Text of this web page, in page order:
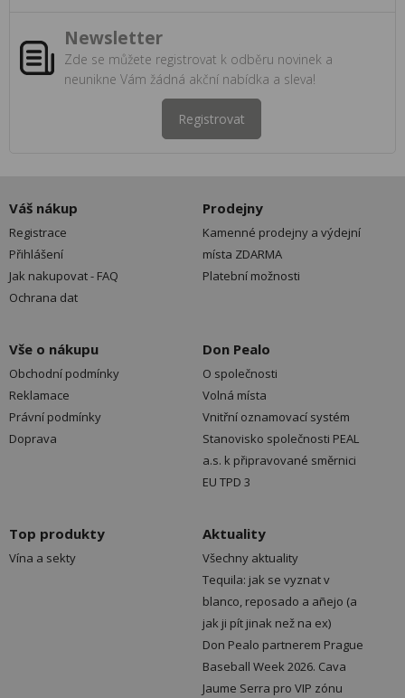
Newsletter
Zde se můžete registrovat k odběru novinek a
neunikne Vám žádná akční nabídka a sleva!
Registrovat
Váš nákup
Registrace
Přihlášení
Jak nakupovat - FAQ
Ochrana dat
Prodejny
Kamenné prodejny a výdejní
místa ZDARMA
Platební možnosti
Vše o nákupu
Obchodní podmínky
Reklamace
Právní podmínky
Doprava
Don Pealo
O společnosti
Volná místa
Vnitřní oznamovací systém
Stanovisko společnosti PEAL
a.s. k připravované směrnici
EU TPD 3
Top produkty
Vína a sekty
Aktuality
Všechny aktuality
Tequila: jak se vyznat v
blanco, reposado a añejo (a
jak ji pít jinak než na ex)
Don Pealo partnerem Prague
Baseball Week 2026. Cava
Jaume Serra pro VIP zónu